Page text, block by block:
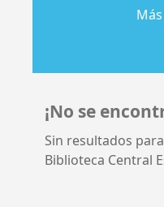
¡No se
Sin resultados
Biblioteca Central